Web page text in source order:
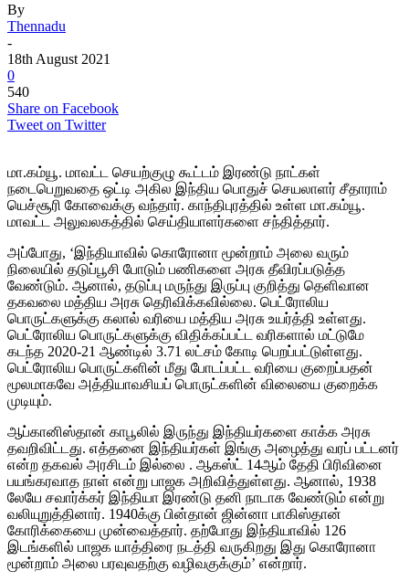
By
Thennadu
-
18th August 2021
0
540
Share on Facebook
Tweet on Twitter
மா.கம்யூ. மாவட்ட செயற்குழு கூட்டம் இரண்டு நாட்கள்
நடைபெறுவதை ஒட்டி அகில இந்திய பொதுச் செயலாளர் சீதாராம்
யெச்சூரி கோவைக்கு வந்தார். காந்திபுரத்தில் உள்ள மா.கம்யூ.
மாவட்ட அலுவலகத்தில் செய்தியாளர்களை சந்தித்தார்.
அப்போது, ‘இந்தியாவில் கொரோனா மூன்றாம் அலை வரும்
நிலையில் தடுப்பூசி போடும் பணிகளை அரசு தீவிரப்படுத்த
வேண்டும். ஆனால், தடுப்பு மருந்து இருப்பு குறித்து தெளிவான
தகவலை மத்திய அரசு தெரிவிக்கவில்லை. பெட்ரோலிய
பொருட்களுக்கு கலால் வரியை மத்திய அரசு உயர்த்தி உள்ளது.
பெட்ரோலிய பொருட்களுக்கு விதிக்கப்பட்ட வரிகளால் மட்டுமே
கடந்த 2020-21 ஆண்டில் 3.71 லட்சம் கோடி பெறப்பட்டுள்ளது.
பெட்ரோலிய பொருட்களின் மீது போடப்பட்ட வரியை குறைப்பதன்
மூலமாகவே அத்தியாவசியப் பொருட்களின் விலையை குறைக்க
முடியும்.
ஆப்கானிஸ்தான் காபூலில் இருந்து இந்தியர்களை காக்க அரசு
தவறிவிட்டது. எத்தனை இந்தியர்கள் இங்கு அழைத்து வரப் பட்டனர்
என்ற தகவல் அரசிடம் இல்லை . ஆகஸ்ட் 14ஆம் தேதி பிரிவினை
பயங்கரவாத நாள் என்று பாஜக அறிவித்துள்ளது. ஆனால், 1938
லேயே சவார்க்கர் இந்தியா இரண்டு தனி நாடாக வேண்டும் என்று
வலியுறுத்தினார். 1940க்கு பின்தான் ஜின்னா பாகிஸ்தான்
கோரிக்கையை முன்வைத்தார். தற்போது இந்தியாவில் 126
இடங்களில் பாஜக யாத்திரை நடத்தி வருகிறது இது கொரோனா
மூன்றாம் அலை பரவுவதற்கு வழிவகுக்கும்’ என்றார்.